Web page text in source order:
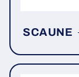
SCAUNE